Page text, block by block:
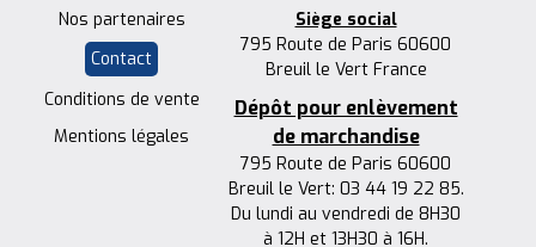
Nos partenaires
Contact
Conditions de vente
Mentions légales
Siège social
795 Route de Paris 60600
Breuil le Vert France
Dépôt pour enlèvement
de marchandise
795 Route de Paris 60600
Breuil le Vert: 03 44 19 22 85.
Du lundi au vendredi de 8H30
à 12H et 13H30 à 16H.